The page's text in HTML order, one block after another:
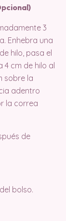
3
Enhebra una
hilo, pasa el
cm de hilo al
sobre la
adentro
la correa
de
bolso.